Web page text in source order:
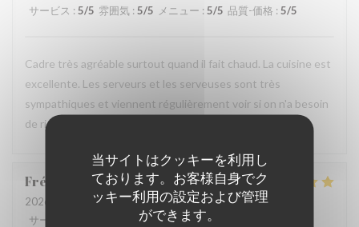
当サイトはクッキーを利用し
ております。お客様自身でク
ッキー利用の設定および管理
ができます。
サービス : 5/5 雰囲気 : 5/5 メニュー : 5/5 品質-価格 : 5/5
Cadre très agréable surtout quand il fait chaud. La cuisine est
excellente. Les serveurs et les serveuses sont très
sympathiques et viennent régulièrement voir si on n'a besoin
de rien. On se sent bien dans ce restaurant.
FrédériqueA
2026-08-07
- 12:00 - ゲスト 3
サービス
5/5 メニュー: 5